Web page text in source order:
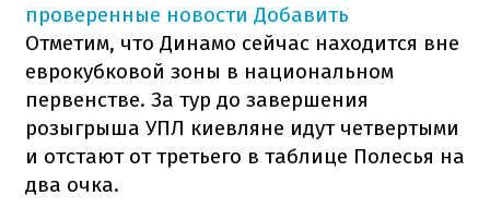
проверенные новости Добавить
Отметим, что Динамо сейчас находится вне
еврокубковой зоны в национальном
первенстве. За тур до завершения
розыгрыша УПЛ киевляне идут четвертыми
и отстают от третьего в таблице Полесья на
два очка.